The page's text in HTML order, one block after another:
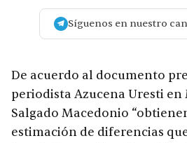
Síguenos en nuestro
De acuerdo al documento
periodista Azucena Uresti
Salgado Macedonio
estimación de diferencias